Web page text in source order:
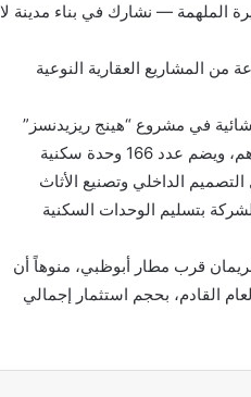
الملهمة — نشارك في بناء مدينة لا
المشاريع العقارية النوعية
باشرت في الأعمال الانشائية في مشروع “هينج ريزيدنسز”
الذي يقع في جزيرة السعديات بأبوظبي، وتبلغ تكلفته الاستثمارية 450 مليون درهم، ويضم عدد 166 وحدة سكنية
الداخلي وتصنيع الأثاث
بتسليم الوحدات السكنية
قرب مطار أبوظبي، منوهاً أن
القادم، بحجم استثمار إجمالي